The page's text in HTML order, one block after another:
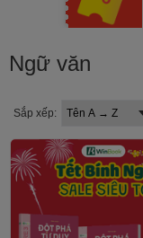
Ngữ văn
Sắp xếp: